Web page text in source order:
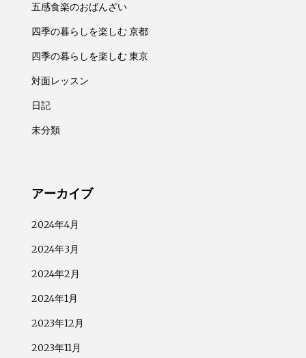
五感食楽のおばんざい
四季の暮らしを楽しむ 京都
四季の暮らしを楽しむ 東京
対面レッスン
日記
未分類
アーカイブ
2024年4月
2024年3月
2024年2月
2024年1月
2023年12月
2023年11月